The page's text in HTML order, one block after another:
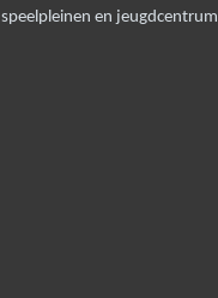
en jeugdcentrum